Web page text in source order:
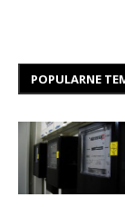
POPULARNE